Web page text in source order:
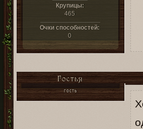
Крупицы:
465
Очки способностей:
0
Гостья
ГОСТЬ